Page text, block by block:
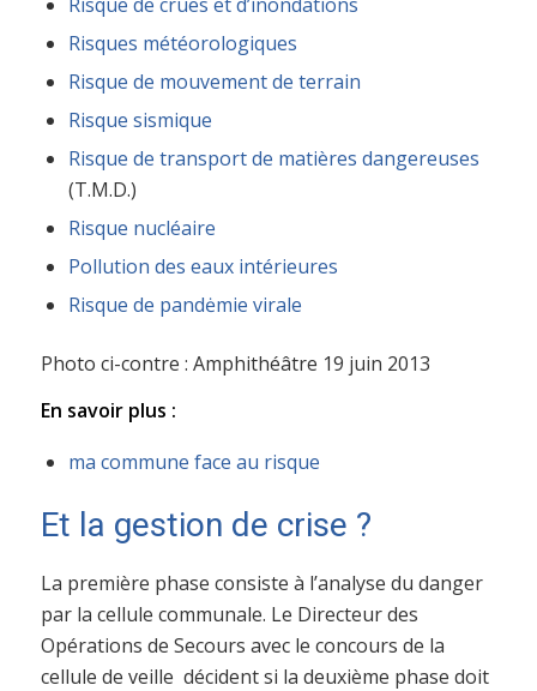
Risques météorologiques
Risque de mouvement de terrain
Risque sismique
Risque de transport de matières dangereuses
(T.M.D.)
Risque nucléaire
Pollution des eaux intérieures
Risque de pandėmie virale
Photo ci-contre : Amphithéâtre 19 juin 2013
En savoir plus :
ma commune face au risque
Et la gestion de crise ?
La première phase consiste à l’analyse du danger
par la cellule communale. Le Directeur des
Opérations de Secours avec le concours de la
cellule de veille décident si la deuxième phase doit